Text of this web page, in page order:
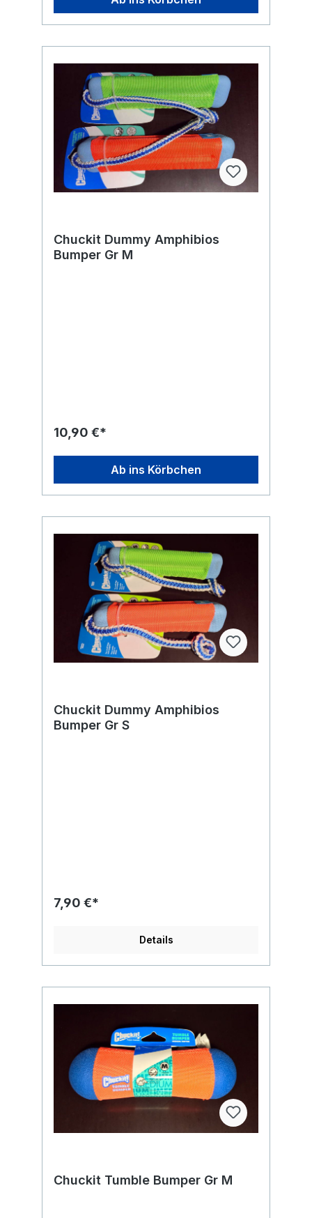
wiederfinden kann. Egal, ob im Park, am
Fitness deines vierbeinigen Freundes. Die
robuste Konstruktion sorgt für eine lange
Lebensdauer, während die sanften
Materialien schonend für die Zähne und das
Zahnfleisch deines Hundes sind. Bring
Abwechslung in die Spielzeit und stärke die
Bindung zu deinem Hund mit dem Chuckit
Fumble Fetch – dem idealen Begleiter für
jedes Abenteuer!
Chuckit Dummy Amphibios
Bumper Gr M
10,90 €*
Ab ins Körbchen
Chuckit Dummy Amphibios
Bumper Gr S
7,90 €*
Details
Chuckit Tumble Bumper Gr M